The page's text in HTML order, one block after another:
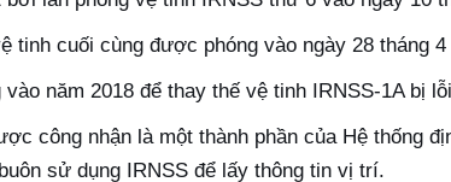
tinh cuối cùng được phóng vào ngày 28 tháng 4
năm 2018 để thay thế vệ tinh IRNSS-1A bị
công nhận là một thành phần của Hệ thống
sử dụng IRNSS để lấy thông tin vị trí.